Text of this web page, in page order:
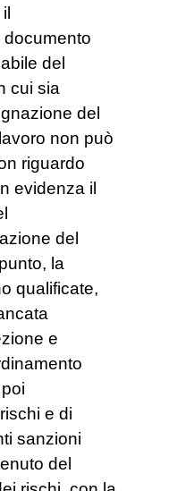
documento
del
cui sia
del
non può
riguardo
evidenza il
del
la
qualificate,
e
e di
sanzioni
del